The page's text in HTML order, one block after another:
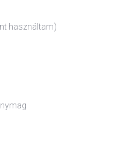
használtam)